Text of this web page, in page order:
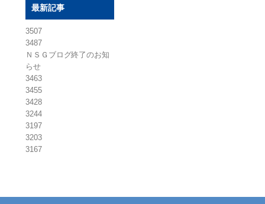
最新記事
3507
3487
ＮＳＧブログ終了のお知
らせ
3463
3455
3428
3244
3197
3203
3167